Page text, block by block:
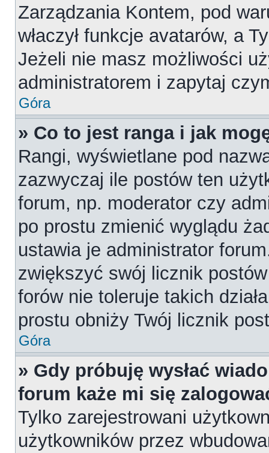
Zarządzania Kontem, pod
właczył funkcje avatarów, a
Jeżeli nie masz możliwości
administratorem i zapytaj
Góra
» Co to jest ranga i jak
Rangi, wyświetlane pod
zazwyczaj ile postów ten
forum, np. moderator czy
po prostu zmienić wyglądu
ustawia je administrator
zwiększyć swój licznik
forów nie toleruje takich
prostu obniży Twój licznik
Góra
» Gdy próbuję wysłać
forum każe mi się
Tylko zarejestrowani
użytkowników przez